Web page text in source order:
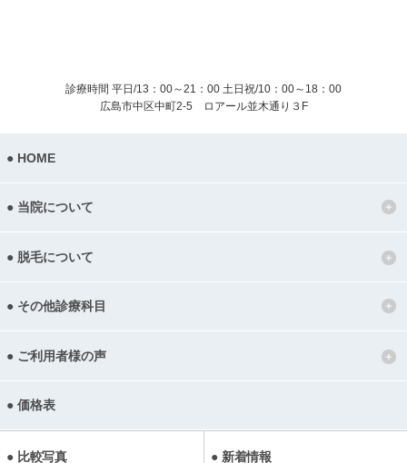
診療時間 平日/13：00～21：00 土日祝/10：00～18：00
広島市中区中町2-5 ロアール並木通り３F
HOME
当院について
脱毛について
その他診療科目
ご利用者様の声
価格表
比較写真 新着情報